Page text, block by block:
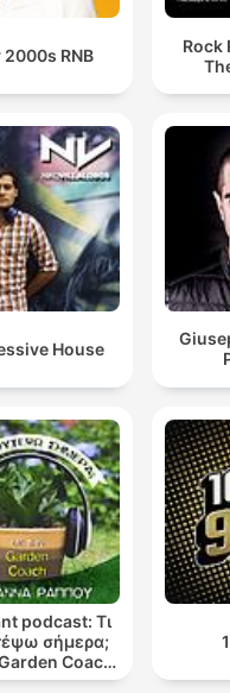
2000s RNB
Rock
House
podcast: Τι
σήμερα;
Coach
Ράππου